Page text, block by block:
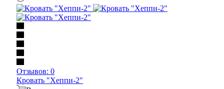
Отзывов: 0
Кровать "Хеппи-2"